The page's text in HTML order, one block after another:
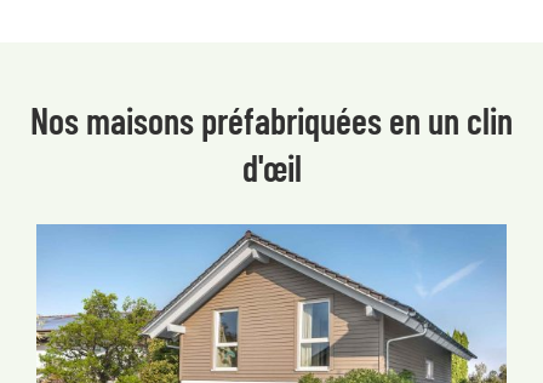
Nos maisons préfabriquées en un clin
d'œil